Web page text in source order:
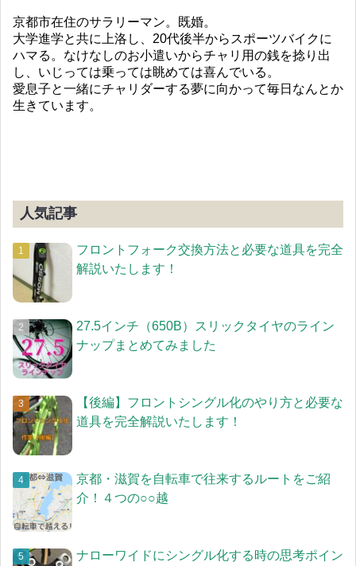
京都市在住のサラリーマン。既婚。
大学進学と共に上洛し、20代後半からスポーツバイクに
ハマる。なけなしのお小遣いからチャリ用の銭を捻り出
し、いじっては乗っては眺めては喜んでいる。
愛息子と一緒にチャリダーする夢に向かって毎日なんとか
生きています。
人気記事
フロントフォーク交換方法と必要な道具を完全
解説いたします！
27.5インチ（650B）スリックタイヤのライン
ナップまとめてみました
【後編】フロントシングル化のやり方と必要な
道具を完全解説いたします！
京都・滋賀を自転車で往来するルートをご紹
介！４つの○○越
ナローワイドにシングル化する時の思考ポイン